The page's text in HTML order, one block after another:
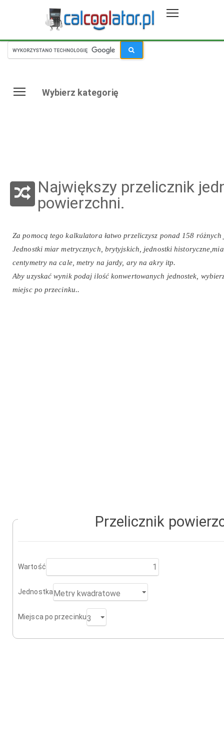
Wybierz kategorię
Największy przelicznik
powierzchni.
Za pomocą tego kalkulatora łatwo przeliczysz ponad 158
Jednostki miar metrycznych, brytyjskich, jednostki
centymetry na cale, metry na jardy, ary na akry itp.
Aby uzyskać wynik podaj ilość konwertowanych jednostek,
miejsc po przecinku..
Przelicznik
Wartość
Jednostka
Miejsca po przecinku